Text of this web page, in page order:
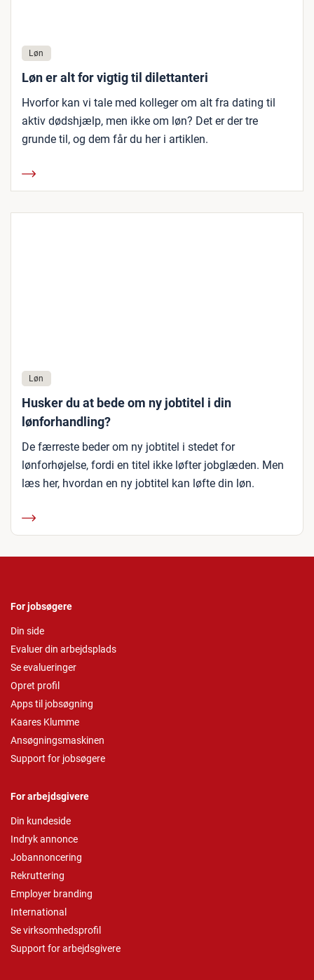
Løn
Løn er alt for vigtig til dilettanteri
Hvorfor kan vi tale med kolleger om alt fra dating til
aktiv dødshjælp, men ikke om løn? Det er der tre
grunde til, og dem får du her i artiklen.
Løn
Husker du at bede om ny jobtitel i din
lønforhandling?
De færreste beder om ny jobtitel i stedet for
lønforhøjelse, fordi en titel ikke løfter jobglæden. Men
læs her, hvordan en ny jobtitel kan løfte din løn.
For jobsøgere
Din side
Evaluer din arbejdsplads
Se evalueringer
Opret profil
Apps til jobsøgning
Kaares Klumme
Ansøgningsmaskinen
Support for jobsøgere
For arbejdsgivere
Din kundeside
Indryk annonce
Jobannoncering
Rekruttering
Employer branding
International
Se virksomhedsprofil
Support for arbejdsgivere